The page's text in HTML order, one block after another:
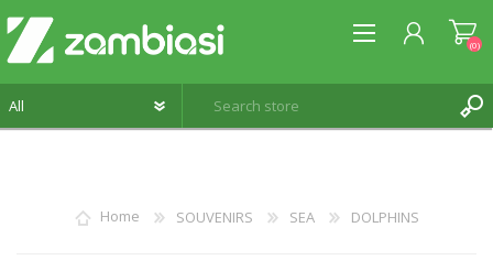
LOG IN
(0)
Home SOUVENIRS SEA DOLPHINS